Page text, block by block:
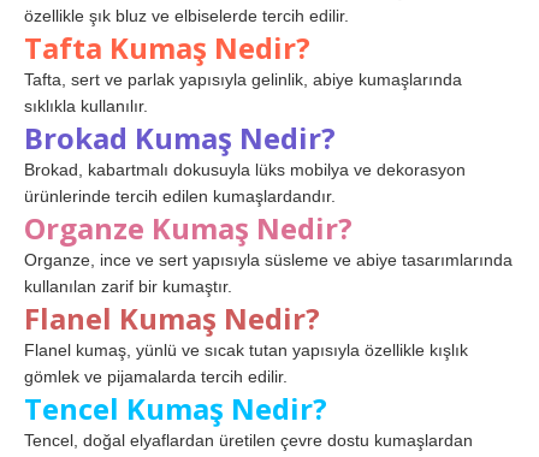
özellikle şık bluz ve elbiselerde tercih edilir.
Tafta Kumaş Nedir?
Tafta, sert ve parlak yapısıyla gelinlik, abiye kumaşlarında
sıklıkla kullanılır.
Brokad Kumaş Nedir?
Brokad, kabartmalı dokusuyla lüks mobilya ve dekorasyon
ürünlerinde tercih edilen kumaşlardandır.
Organze Kumaş Nedir?
Organze, ince ve sert yapısıyla süsleme ve abiye tasarımlarında
kullanılan zarif bir kumaştır.
Flanel Kumaş Nedir?
Flanel kumaş, yünlü ve sıcak tutan yapısıyla özellikle kışlık
gömlek ve pijamalarda tercih edilir.
Tencel Kumaş Nedir?
Tencel, doğal elyaflardan üretilen çevre dostu kumaşlardan